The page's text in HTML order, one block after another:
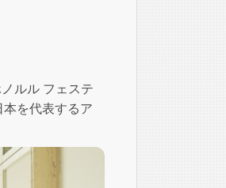
ルル フェステ
を代表するア